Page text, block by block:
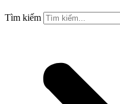
Tìm kiếm